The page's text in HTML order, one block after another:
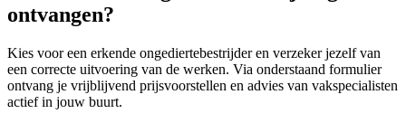
ontvangen?
Kies voor een erkende ongediertebestrijder en verzeker jezelf van
een correcte uitvoering van de werken. Via onderstaand formulier
ontvang je vrijblijvend prijsvoorstellen en advies van vakspecialisten
actief in jouw buurt.